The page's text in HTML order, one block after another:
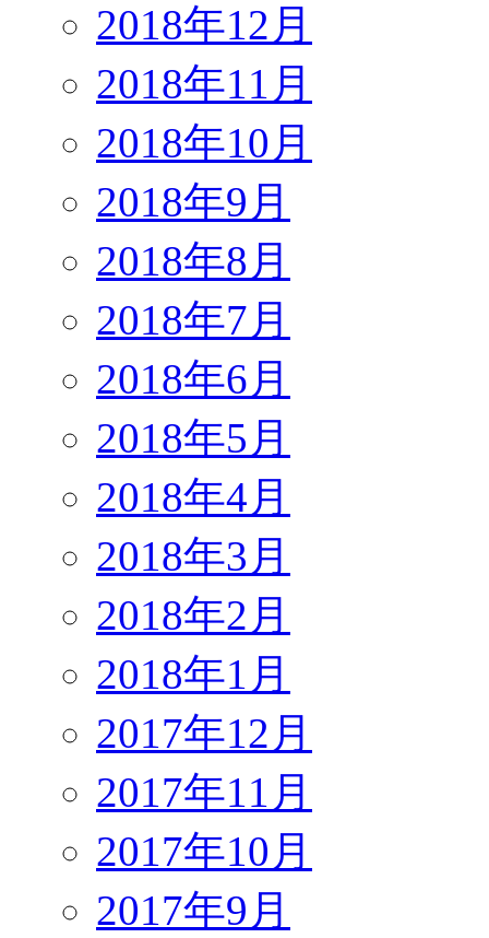
2018年12月
2018年11月
2018年10月
2018年9月
2018年8月
2018年7月
2018年6月
2018年5月
2018年4月
2018年3月
2018年2月
2018年1月
2017年12月
2017年11月
2017年10月
2017年9月